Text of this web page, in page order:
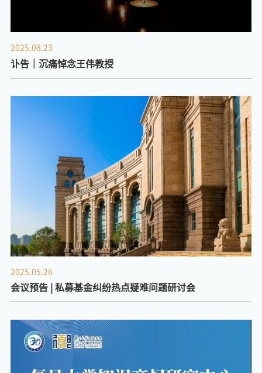
2025.08.23
讣告｜沉痛悼念王伟教授
2025.05.26
会议预告 | 私募基金纠纷热点疑难问题研讨会